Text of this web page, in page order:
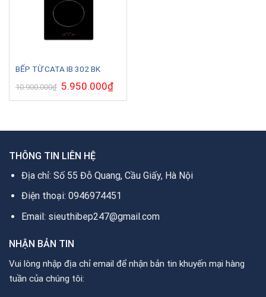
BẾP TỪ CATA IB 302 BK
10.900.000₫ Giá
gốc
là:
5.950.000₫Giá
hiện
tại
THÔNG TIN LIÊN HỆ
Địa chỉ: Số 55 Đỗ Quang, Cầu Giấy, Hà Nội
Điện thoại: 0946974451
Email: sieuthibep247@gmail.com
NHẬN BẢN TIN
Vui lòng nhập địa chỉ email để nhận bản tin khuyến mại hàng
tuần của chúng tôi: